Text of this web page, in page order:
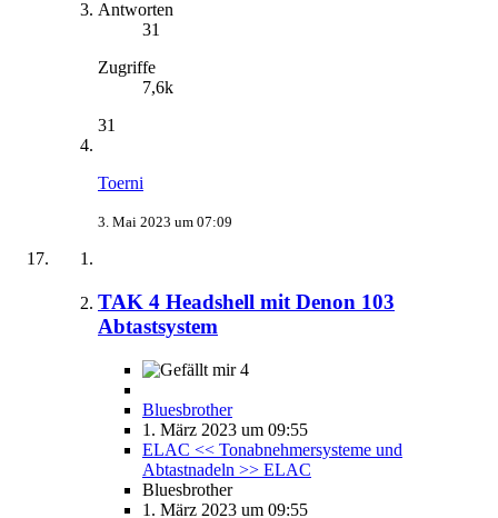
Antworten
31
Zugriffe
7,6k
31
Toerni
3. Mai 2023 um 07:09
TAK 4 Headshell mit Denon 103
Abtastsystem
4
Bluesbrother
1. März 2023 um 09:55
ELAC << Tonabnehmersysteme und
Abtastnadeln >> ELAC
Bluesbrother
1. März 2023 um 09:55